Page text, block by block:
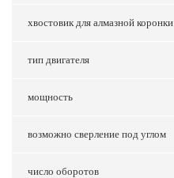
хвостовик для алмазной коронки
тип двигателя
мощность
возможно сверление под углом
число оборотов